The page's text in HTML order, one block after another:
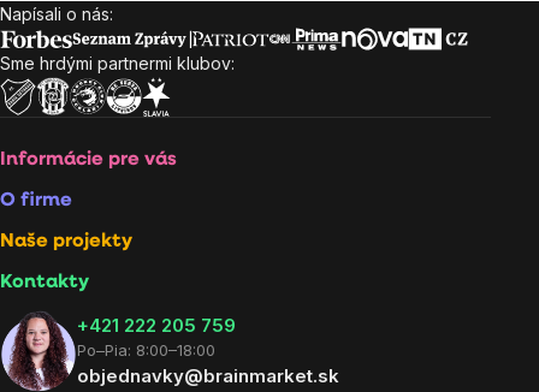
Zápätie
Napísali o nás:
Sme hrdými partnermi klubov:
Informácie pre vás
O firme
Naše projekty
Kontakty
+421 222 205 759
Po–Pia: 8:00–18:00
objednavky@brainmarket.sk